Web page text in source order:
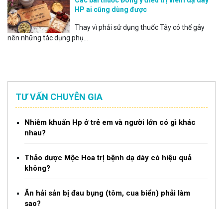
HP ai cũng dùng được
Thay vì phải sử dụng thuốc Tây có thể gây
nên những tác dụng phụ...
TƯ VẤN CHUYÊN GIA
Nhiễm khuẩn Hp ở trẻ em và người lớn có gì khác
nhau?
Thảo dược Mộc Hoa trị bệnh dạ dày có hiệu quả
không?
Ăn hải sản bị đau bụng (tôm, cua biển) phải làm
sao?